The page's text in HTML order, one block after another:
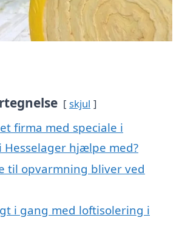
skjul
firma med speciale i
hjælpe med?
til opvarmning bliver ved
i gang med loftisolering i